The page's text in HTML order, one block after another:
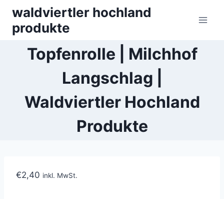
content
waldviertler hochland
produkte
Topfenrolle | Milchhof
Langschlag |
Waldviertler Hochland
Produkte
€2,40 inkl. MwSt.